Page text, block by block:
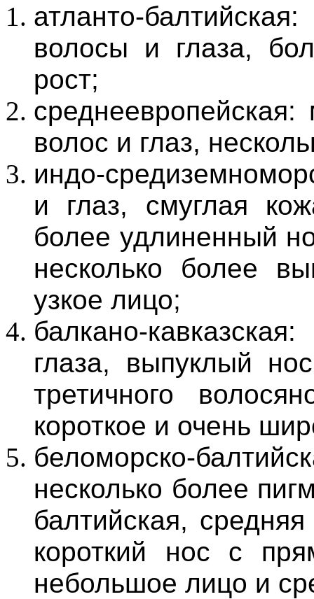
атланто-
волосы и глаза,
рост;
волос и глаз,
индо-
и глаз, смуглая
более удлиненный
несколько более
узкое лицо;
балкано-
глаза, выпуклый
третичного
короткое и очень
беломорско-
несколько более
балтийская,
короткий нос с
небольшое лицо и